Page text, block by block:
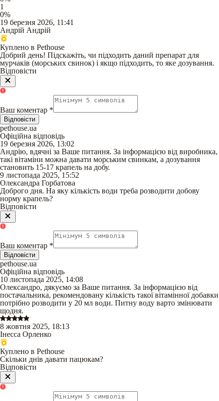
1
0%
19 березня 2026, 11:41
Андрій Андрій
Куплено в Pethouse
Добрий день! Підскажіть, чи підходить даний препарат для
мурчаків (морських свинок) і якщо підходить, то яке дозування.
Відповісти
Ваш коментар *
Відповісти
pethouse.ua
Офіційна відповідь
19 березня 2026, 13:02
Андрію, вдячні за Ваше питання. За інформацією від виробника,
такі вітаміни можна давати морським свинкам, а дозування
становить 15-17 крапель на добу.
9 листопада 2025, 15:52
Олександра Горбатова
Доброго дня. На яку кількість води треба розводити добову
норму крапель?
Відповісти
Ваш коментар *
Відповісти
pethouse.ua
Офіційна відповідь
10 листопада 2025, 14:08
Олександро, дякуємо за Ваше питання. За інформацією від
постачальника, рекомендовану кількість такої вітамінної добавки
потрібно розводити у 20 мл води. Питну воду варто змінювати
щодня.
8 жовтня 2025, 18:13
Інесса Орленко
Куплено в Pethouse
Скільки днів давати пацюкам?
Відповісти